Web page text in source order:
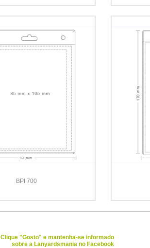
BPI 700
Clique "Gosto" e mantenha-se informado
sobre a Lanyardsmania no Facebook